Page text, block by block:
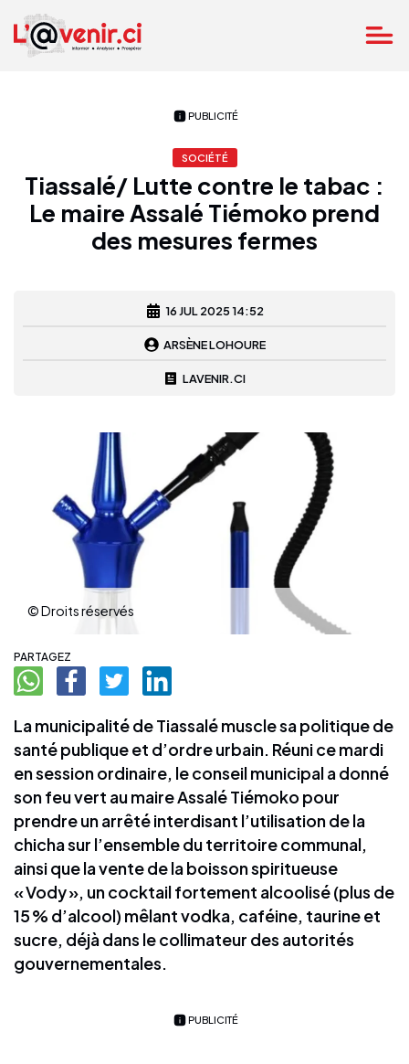
PUBLICITÉ
SOCIÉTÉ
Tiassalé/ Lutte contre le tabac :
Le maire Assalé Tiémoko prend
des mesures fermes
16 JUL 2025 14:52
ARSÈNE LOHOURE
LAVENIR.CI
© Droits réservés
PARTAGEZ
La municipalité de Tiassalé muscle sa politique de
santé publique et d’ordre urbain. Réuni ce mardi
en session ordinaire, le conseil municipal a donné
son feu vert au maire Assalé Tiémoko pour
prendre un arrêté interdisant l’utilisation de la
chicha sur l’ensemble du territoire communal,
ainsi que la vente de la boisson spiritueuse
« Vody », un cocktail fortement alcoolisé (plus de
15 % d’alcool) mêlant vodka, caféine, taurine et
sucre, déjà dans le collimateur des autorités
gouvernementales.
PUBLICITÉ